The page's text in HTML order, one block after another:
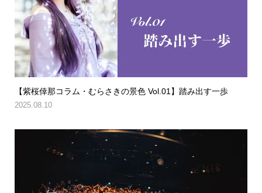
【紫桜倖那コラム・むらさきの景色 Vol.01】踏み出す一歩
2025.08.10